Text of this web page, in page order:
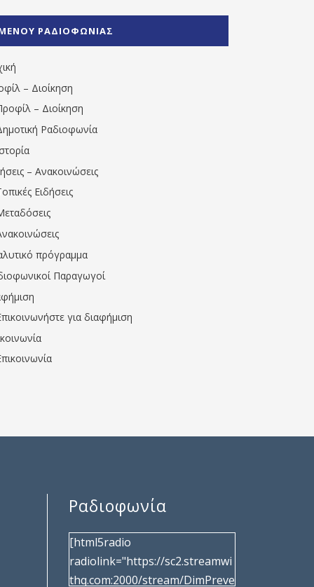
1531194763766854/" artist="" ]
ΡΑΔΙΟΦΩΝΙΑΣ
– Διοίκηση
– Διοίκηση
Ραδιοφωνία
– Ανακοινώσεις
Ειδήσεις
πρόγραμμα
Παραγωγοί
για διαφήμιση
Ραδιοφωνία
[html5radio
radiolink="https://sc2.streamwi
thq.com:2000/stream/DimPreve